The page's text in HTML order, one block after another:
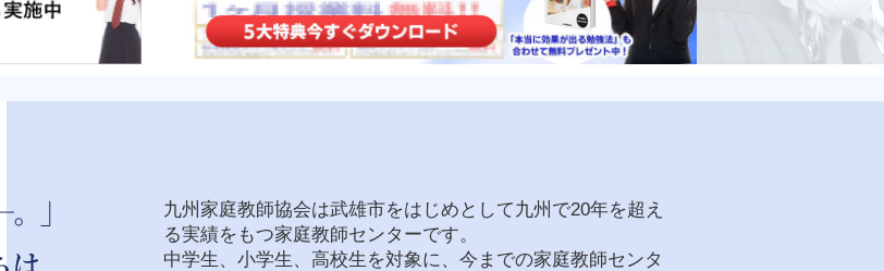
九州家庭教師協会は武雄市をはじめとして九州で20年を超え
る実績をもつ家庭教師センターです。
中学生、小学生、高校生を対象に、今までの家庭教師センタ